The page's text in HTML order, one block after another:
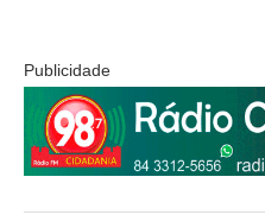
Publicidade